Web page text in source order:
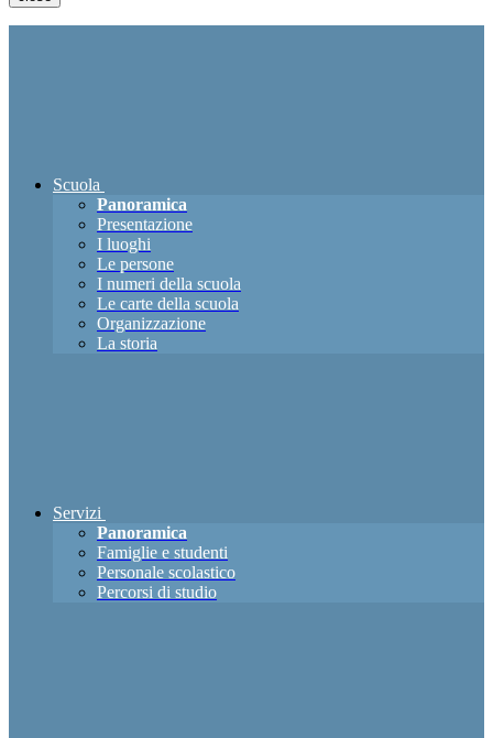
Scuola
Panoramica
Presentazione
I luoghi
Le persone
I numeri della scuola
Le carte della scuola
Organizzazione
La storia
Servizi
Panoramica
Famiglie e studenti
Personale scolastico
Percorsi di studio